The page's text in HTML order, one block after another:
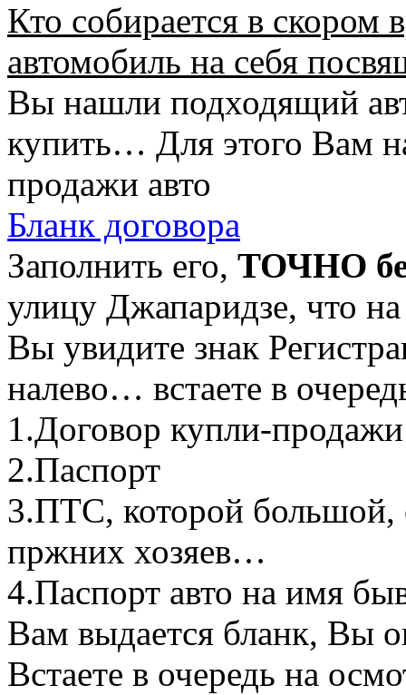
Кто собирается в скором
автомобиль на себя
Вы нашли подходящий
купить… Для этого Вам
продажи авто
Бланк договора
Заполнить его, ТОЧНО
улицу Джапаридзе, что
Вы увидите знак
налево… встаете в
1.Договор купли-продажи
2.Паспорт
3.ПТС, которой большой,
пржних хозяев…
4.Паспорт авто на имя
Вам выдается бланк, Вы
Встаете в очередь на